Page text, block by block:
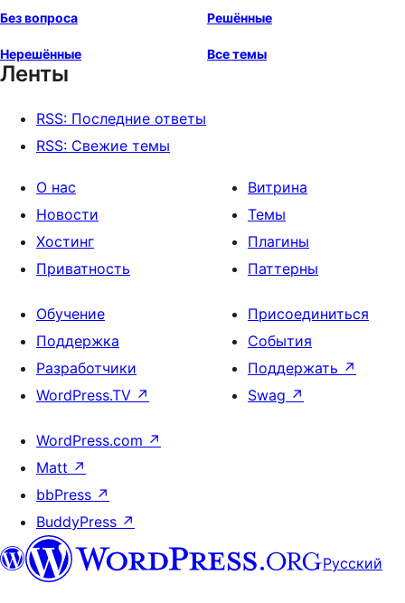
Без вопроса Решённые
Нерешённые Все темы
Ленты
RSS: Последние ответы
RSS: Свежие темы
О нас
Новости
Хостинг
Приватность
Витрина
Темы
Плагины
Паттерны
Обучение
Поддержка
Разработчики
WordPress.TV ↗
Присоединиться
События
Поддержать ↗
Swag ↗
WordPress.com ↗
Matt ↗
bbPress ↗
BuddyPress ↗
Русский